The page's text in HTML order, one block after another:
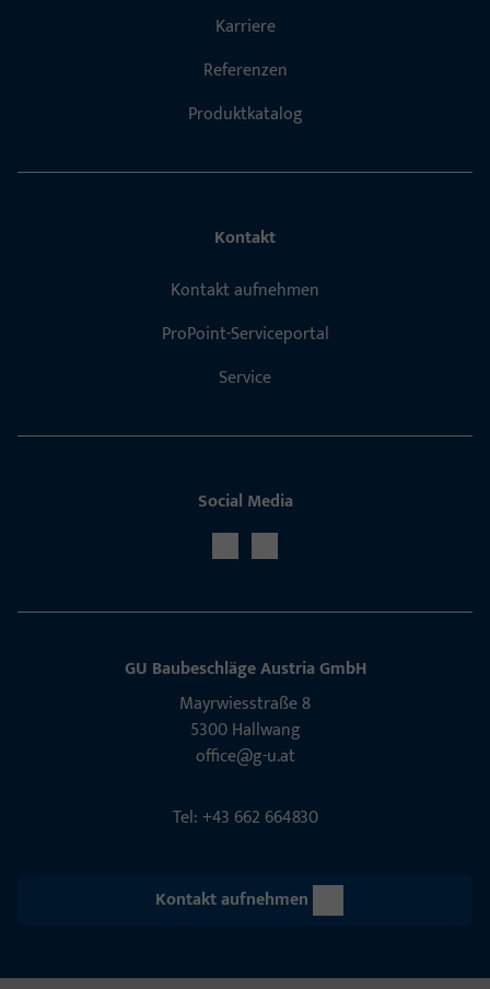
Karriere
Referenzen
Produktkatalog
Kontakt
Kontakt aufnehmen
ProPoint-Serviceportal
Service
Social Media
GU Baubeschläge Aus­tria GmbH
Mayrwies­straße 8
5300 Hall­wang
office@g-u.at
Tel: +43 662 664830
Kontakt aufnehmen